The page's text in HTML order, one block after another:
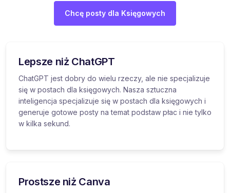
Chcę posty dla Księgowych
Lepsze niż ChatGPT
ChatGPT jest dobry do wielu rzeczy, ale nie specjalizuje
się w postach dla księgowych. Nasza sztuczna
inteligencja specjalizuje się w postach dla księgowych i
generuje gotowe posty na temat podstaw płac i nie tylko
w kilka sekund.
Prostsze niż Canva